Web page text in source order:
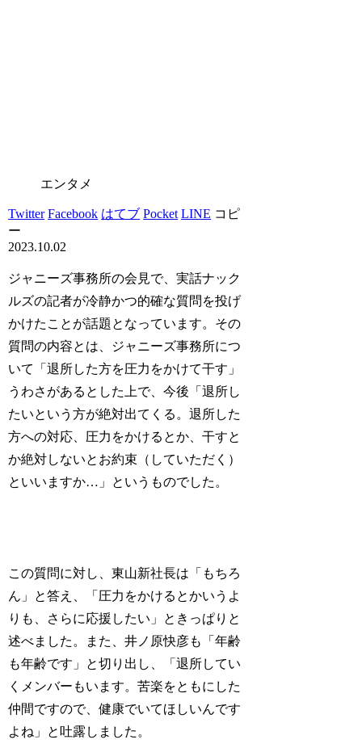
エンタメ
Twitter Facebook はてブ Pocket LINE コピ
ー
2023.10.02
ジャニーズ事務所の会見で、実話ナック
ルズの記者が冷静かつ的確な質問を投げ
かけたことが話題となっています。その
質問の内容とは、ジャニーズ事務所につ
いて「退所した方を圧力をかけて干す」
うわさがあるとした上で、今後「退所し
たいという方が絶対出てくる。退所した
方への対応、圧力をかけるとか、干すと
か絶対しないとお約束（していただく）
といいますか…」というものでした。
この質問に対し、東山新社長は「もちろ
ん」と答え、「圧力をかけるとかいうよ
りも、さらに応援したい」ときっぱりと
述べました。また、井ノ原快彦も「年齢
も年齢です」と切り出し、「退所してい
くメンバーもいます。苦楽をともにした
仲間ですので、健康でいてほしいんです
よね」と吐露しました。